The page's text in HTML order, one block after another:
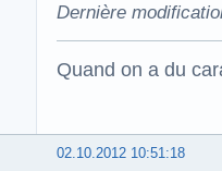
Dernière
Quand on a du
02.10.2012 10:51:18